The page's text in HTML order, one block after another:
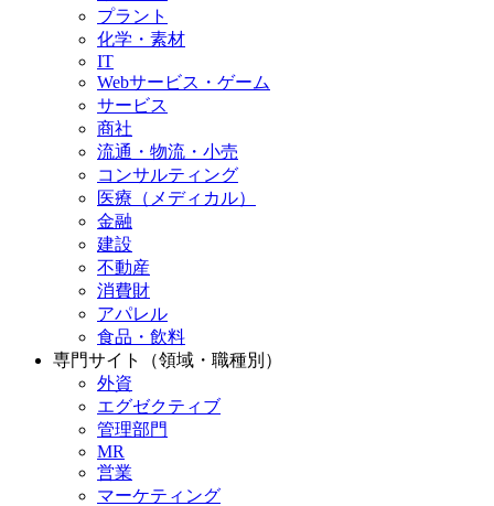
プラント
化学・素材
IT
Webサービス・ゲーム
サービス
商社
流通・物流・小売
コンサルティング
医療（メディカル）
金融
建設
不動産
消費財
アパレル
食品・飲料
専門サイト（領域・職種別）
外資
エグゼクティブ
管理部門
MR
営業
マーケティング